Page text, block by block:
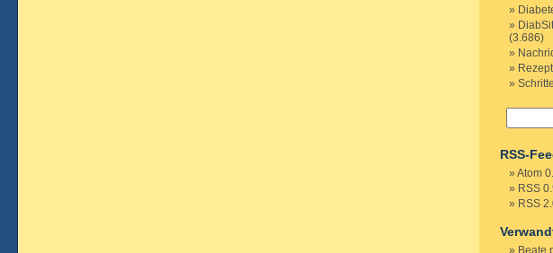
(3.686)
RSS-
Atom
RSS
RSS
Beate